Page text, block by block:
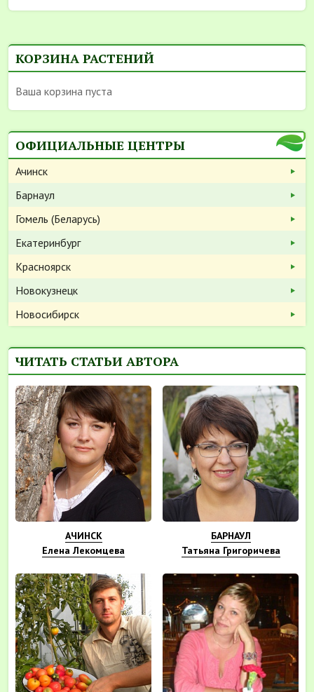
КОРЗИНА РАСТЕНИЙ
Ваша корзина пуста
ОФИЦИАЛЬНЫЕ ЦЕНТРЫ
Ачинск
Барнаул
Гомель (Беларусь)
Екатеринбург
Красноярск
Новокузнецк
Новосибирск
ЧИТАТЬ СТАТЬИ АВТОРА
АЧИНСК
Елена Лекомцева
БАРНАУЛ
Татьяна Григоричева